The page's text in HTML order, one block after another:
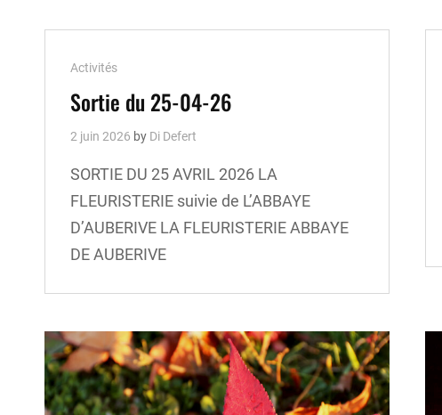
Cat
Links
Activités
Sortie du 25-04-26
2 juin 2026 by Di Defert
SORTIE DU 25 AVRIL 2026 LA
FLEURISTERIE suivie de L’ABBAYE
D’AUBERIVE LA FLEURISTERIE ABBAYE
DE AUBERIVE